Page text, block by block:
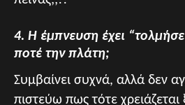
4. Η έμπνευση έχει
ποτέ την πλάτη;
Συμβαίνει συχνά, αλλά δεν
πιστεύω πως τότε